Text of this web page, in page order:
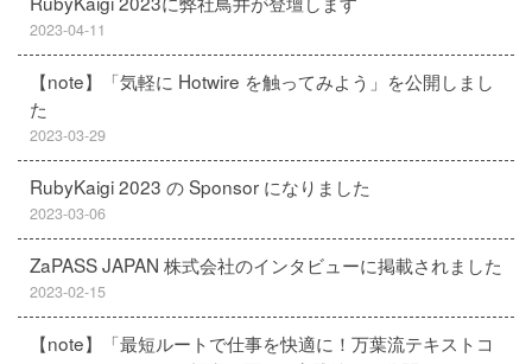
2023-04-11
【note】「気軽に Hotwire を触ってみよう」を公開しまし
た
2023-03-29
RubyKaigi 2023 の Sponsor になりました
2023-03-06
ZaPASS JAPAN 株式会社のインタビューに掲載されました
2023-02-15
【note】「最短ルートで仕事を快適に！万葉流テキストコ